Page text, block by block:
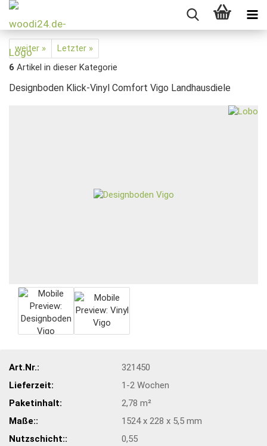
weiter »
Letzter »
6 Artikel in dieser Kategorie
Designboden Klick-Vinyl Comfort Vigo Landhausdiele
Art.Nr.:
321450
Lieferzeit:
1-2 Wochen
Paketinhalt:
2,78 m²
Maße::
1524 x 228 x 5,5 mm
Nutzschicht::
0,55